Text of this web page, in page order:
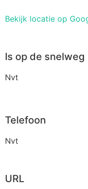
Bekijk locatie op
Is op de snelweg
Nvt
Telefoon
Nvt
URL